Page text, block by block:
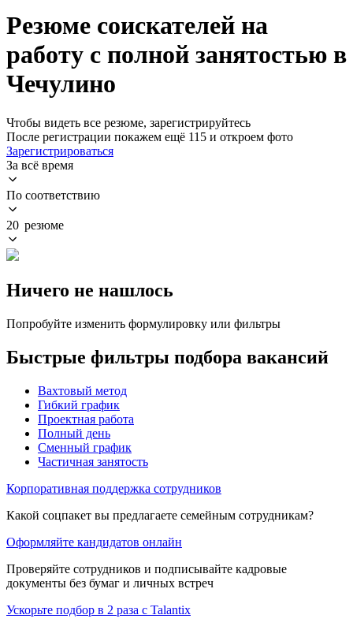
Резюме соискателей на
работу с полной занятостью в
Чечулино
Чтобы видеть все резюме, зарегистрируйтесь
После регистрации покажем ещё 115 и откроем фото
Зарегистрироваться
За всё время
По соответствию
20 резюме
Ничего не нашлось
Попробуйте изменить формулировку или фильтры
Быстрые фильтры подбора вакансий
Вахтовый метод
Гибкий график
Проектная работа
Полный день
Сменный график
Частичная занятость
Корпоративная поддержка сотрудников
Какой соцпакет вы предлагаете семейным сотрудникам?
Оформляйте кандидатов онлайн
Проверяйте сотрудников и подписывайте кадровые
документы без бумаг и личных встреч
Ускорьте подбор в 2 раза с Talantix